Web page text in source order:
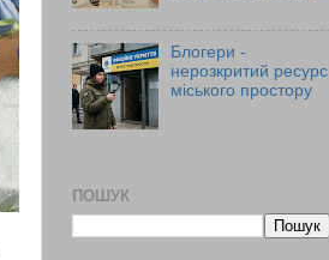
Блогери -
нерозкритий ресурс
міського простору
ПОШУК